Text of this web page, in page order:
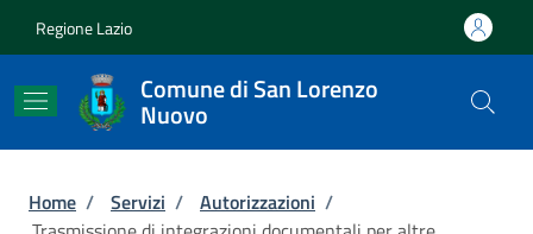
Regione Lazio
Comune di San Lorenzo
Nuovo
Briciole di pane
Home / Servizi / Autorizzazioni /